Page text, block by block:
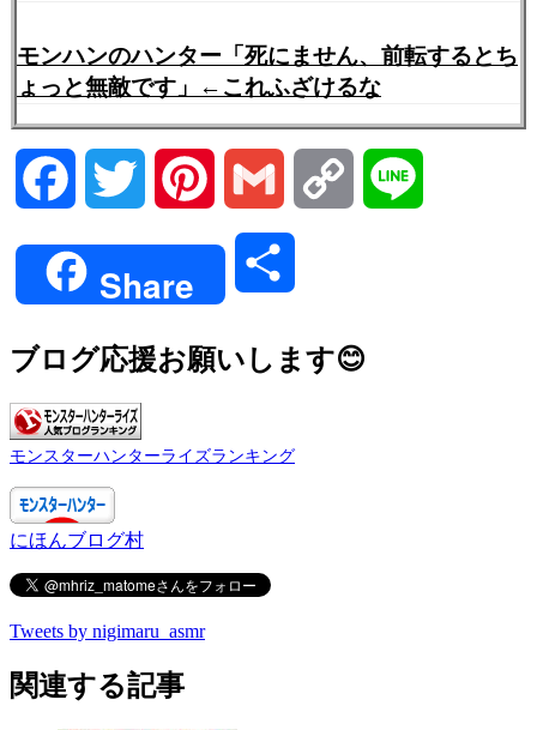
モンハンのハンター「死にません、前転するとち
ょっと無敵です」←これふざけるな
Facebook Twitter Pinterest Gmail Copy
Share
ブログ応援お願いします😊
モンスターハンターライズランキング
にほんブログ村
Tweets by nigimaru_asmr
関連する記事